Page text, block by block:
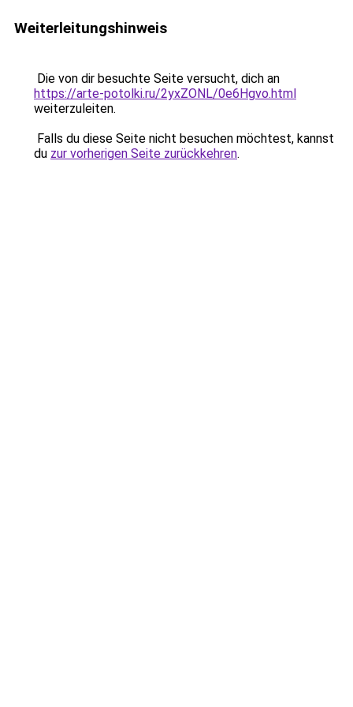
Weiterleitungshinweis
Die von dir besuchte Seite versucht, dich an
https://arte-potolki.ru/2yxZONL/0e6Hgvo.html
weiterzuleiten.
Falls du diese Seite nicht besuchen möchtest, kannst
du zur vorherigen Seite zurückkehren.